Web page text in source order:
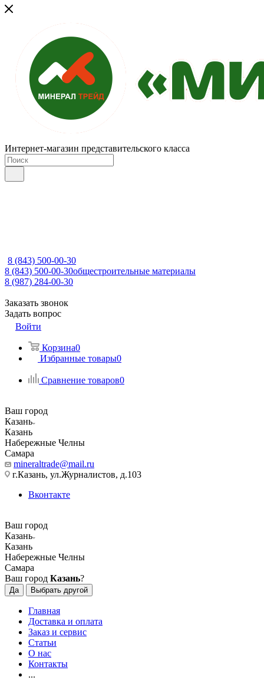
Интернет-магазин представительского класса
8 (843) 500-00-30
8 (843) 500-00-30общестроительные материалы
8 (987) 284-00-30
Заказать звонок
Задать вопрос
Войти
Корзина0
Избранные товары0
Сравнение товаров0
Ваш город
Казань
Казань
Набережные Челны
Самара
mineraltrade@mail.ru
г.Казань, ул.Журналистов, д.103
Вконтакте
Ваш город
Казань
Казань
Набережные Челны
Самара
Ваш город Казань?
Да Выбрать другой
Главная
Доставка и оплата
Заказ и сервис
Статьи
О нас
Контакты
...